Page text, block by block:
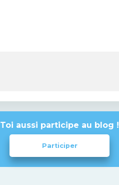
Toi aussi participe au blog !
Participer